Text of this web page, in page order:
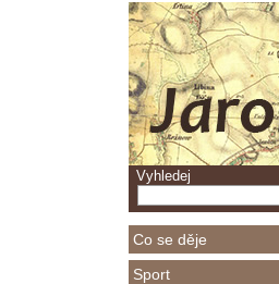
Vyhledej
Co se děje
Sport